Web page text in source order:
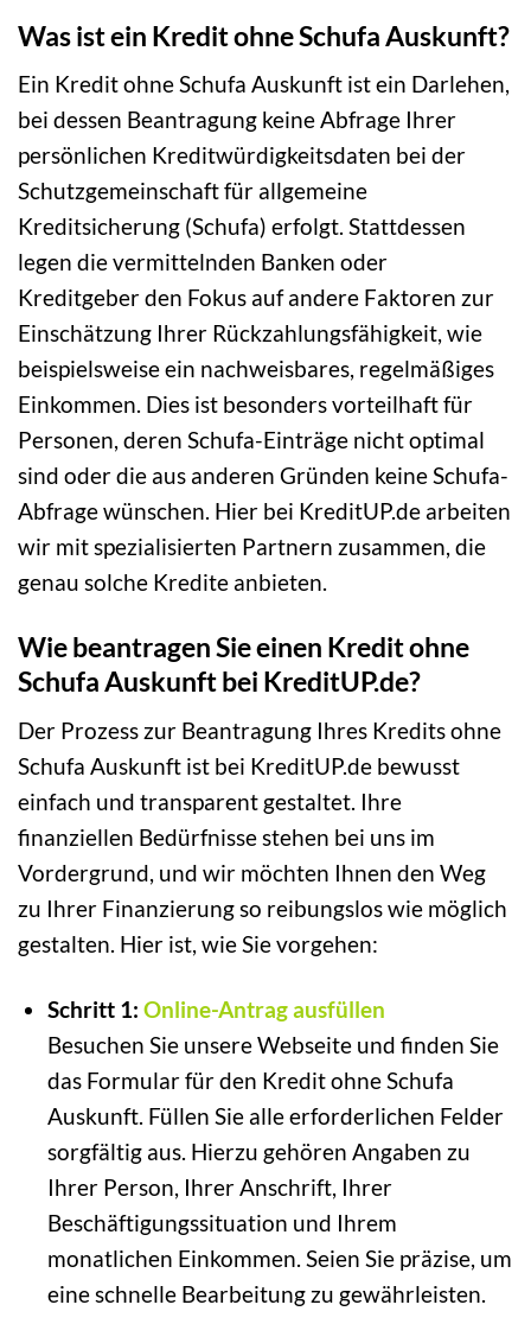
Was ist ein Kredit ohne Schufa Auskunft?
Ein Kredit ohne Schufa Auskunft ist ein Darlehen,
bei dessen Beantragung keine Abfrage Ihrer
persönlichen Kreditwürdigkeitsdaten bei der
Schutzgemeinschaft für allgemeine
Kreditsicherung (Schufa) erfolgt. Stattdessen
legen die vermittelnden Banken oder
Kreditgeber den Fokus auf andere Faktoren zur
Einschätzung Ihrer Rückzahlungsfähigkeit, wie
beispielsweise ein nachweisbares, regelmäßiges
Einkommen. Dies ist besonders vorteilhaft für
Personen, deren Schufa-Einträge nicht optimal
sind oder die aus anderen Gründen keine Schufa-
Abfrage wünschen. Hier bei KreditUP.de arbeiten
wir mit spezialisierten Partnern zusammen, die
genau solche Kredite anbieten.
Wie beantragen Sie einen Kredit ohne
Schufa Auskunft bei KreditUP.de?
Der Prozess zur Beantragung Ihres Kredits ohne
Schufa Auskunft ist bei KreditUP.de bewusst
einfach und transparent gestaltet. Ihre
finanziellen Bedürfnisse stehen bei uns im
Vordergrund, und wir möchten Ihnen den Weg
zu Ihrer Finanzierung so reibungslos wie möglich
gestalten. Hier ist, wie Sie vorgehen:
Schritt 1: Online-Antrag ausfüllen
Besuchen Sie unsere Webseite und finden Sie
das Formular für den Kredit ohne Schufa
Auskunft. Füllen Sie alle erforderlichen Felder
sorgfältig aus. Hierzu gehören Angaben zu
Ihrer Person, Ihrer Anschrift, Ihrer
Beschäftigungssituation und Ihrem
monatlichen Einkommen. Seien Sie präzise, um
eine schnelle Bearbeitung zu gewährleisten.